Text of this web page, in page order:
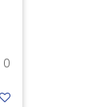
0